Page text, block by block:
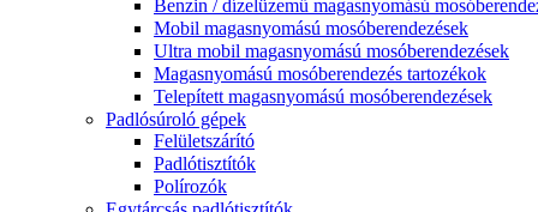
Benzin / dízelüzemű magasnyomású
Mobil magasnyomású mosóberendezések
Ultra mobil magasnyomású mosóberendezések
Magasnyomású mosóberendezés tartozékok
Telepített magasnyomású mosóberendezések
Padlósúroló gépek
Felületszárító
Padlótisztítók
Polírozók